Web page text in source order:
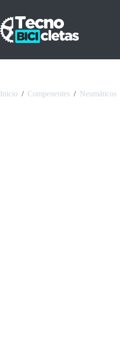
contenido
Inicio / Compenentes / Neumáticos